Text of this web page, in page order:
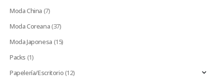
Moda China (7)
Moda Coreana(37)
Moda Japonesa (15)
Packs (1)
Papelería/Escritorio(12)